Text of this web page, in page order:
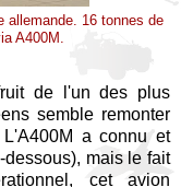
allemande. 16 tonnes de
A400M.
de l'un des plus
semble remonter
a connu et
mais le fait
cet avion